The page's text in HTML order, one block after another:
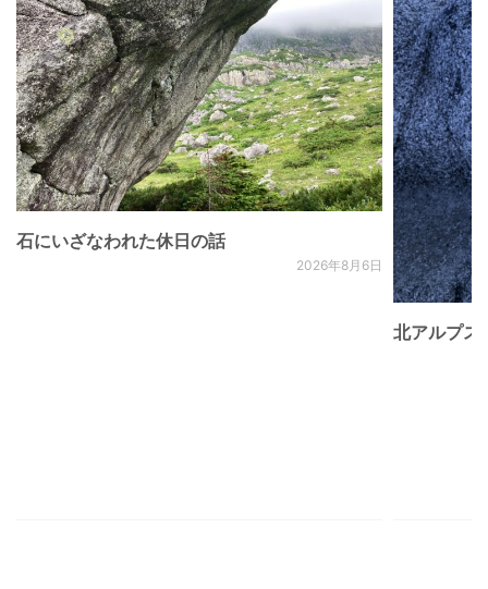
石にいざなわれた休日の話
2026年8月6日
北アルプ